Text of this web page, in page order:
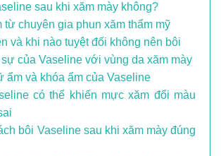
sau khi xăm mày không?
từ chuyên gia phun xăm thẩm mỹ
và khi nào tuyệt đối không nên bôi
của Vaseline với vùng da xăm mày
ẩm và khóa ẩm của Vaseline
có thể khiến mực xăm đổi màu
bôi Vaseline sau khi xăm mày đúng